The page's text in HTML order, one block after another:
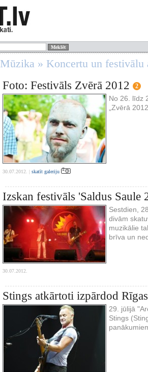
Mūzika » Koncertu un festivālu
Foto: Festivāls Zvērā 2012
2
No 26. līdz
„Zvērā
30.07.2012. | skatīt galeriju
Izskan festivāls 'Saldus Saule
Sestdien,
divām
muzikālie
brīva un
30.07.2012.
Stings atkārtoti izpārdod
29. jūlijā
Stings